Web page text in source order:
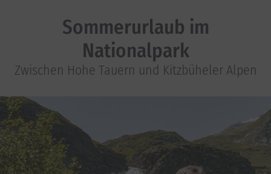
Sommerurlaub im
Nationalpark
Zwischen Hohe Tauern und Kitzbüheler Alpen